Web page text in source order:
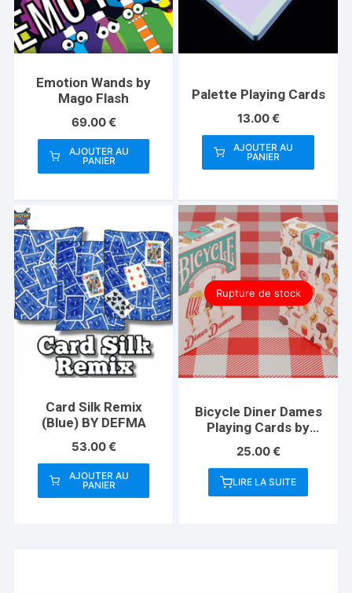
Emotion Wands by
Mago Flash
69.00€
AJOUTER AU
PANIER
Palette Playing Cards
13.00€
AJOUTER AU
PANIER
Card Silk Remix
(Blue) BY DEFMA
53.00€
AJOUTER AU
PANIER
Rupture de stock
Bicycle Diner Dames
Playing Cards by
25.00€
LIRE LA SUITE